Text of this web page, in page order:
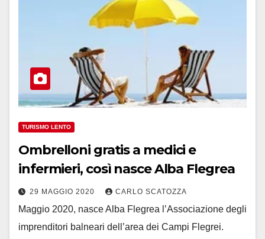
TURISMO LENTO
Ombrelloni gratis a medici e
infermieri, così nasce Alba Flegrea
29 MAGGIO 2020 CARLO SCATOZZA
Maggio 2020, nasce Alba Flegrea l’Associazione degli
imprenditori balneari dell’area dei Campi Flegrei.